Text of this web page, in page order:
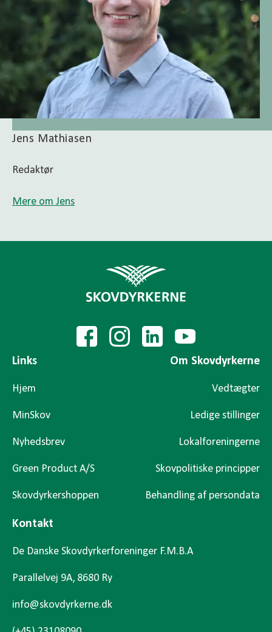
Jens Mathiasen
Redaktør
Mere om Jens
Links
Hjem
MinSkov
Nyhedsbrev
Green Product A/S
Skovdyrkershoppen
Om Skovdyrkerne
Vedtægter
Ledige stillinger
Lokalforeningerne
Skovpolitiske principper
Behandling af persondata
Kontakt
De Danske Skovdyrkerforeninger F.M.B.A
Parallelvej 9A, 8680 Ry
info@skovdyrkerne.dk